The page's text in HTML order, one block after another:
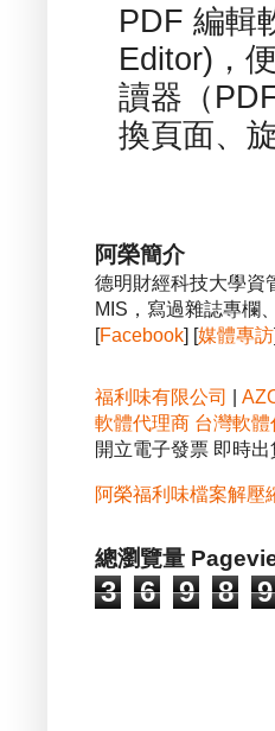
PDF 編輯
Editor)，
讀器（
換頁面、
阿榮簡介
德明財經科技大學資
MIS，寫過雜誌專欄、
[Facebook] [媒體專訪
福利味有限公司
軟體代理商 台灣軟
開立電子發票 即時出
阿榮福利味檔案解壓
總瀏覽量
3 6 9 8 9